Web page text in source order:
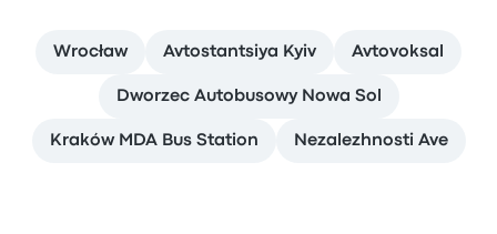
Wrocław Avtostantsiya Kyiv Avtovoksal
Dworzec Autobusowy Nowa Sol
Kraków MDA Bus Station Nezalezhnosti Ave